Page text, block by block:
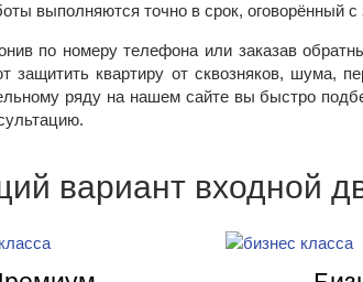
выполняются точно в срок, оговорённый с
по номеру телефона или заказав
защитить квартиру от сквозняков, шума,
ряду на нашем сайте вы быстро
вариант входной